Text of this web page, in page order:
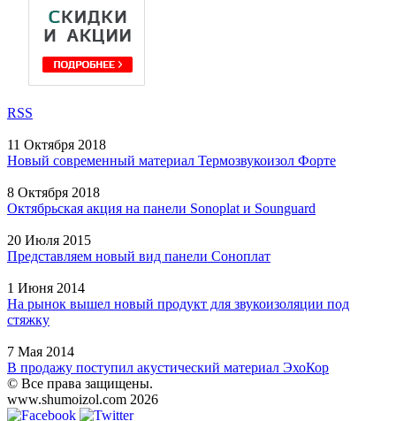
RSS
11 Октября 2018
Новый современный материал Термозвукоизол Форте
8 Октября 2018
Октябрьская акция на панели Sonoplat и Sounguard
20 Июля 2015
Представляем новый вид панели Соноплат
1 Июня 2014
На рынок вышел новый продукт для звукоизоляции под
стяжку
7 Мая 2014
В продажу поступил акустический материал ЭхоКор
© Все права защищены.
www.shumoizol.com 2026